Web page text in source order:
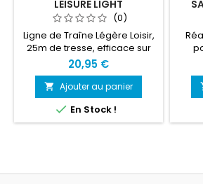
LEISURE LIGHT
(0)
Ligne de Traîne Légère Loisir,
25m de tresse, efficace sur
les bars, lieus, morues,
maquereaux, bonites...
20,95 €
 Ajouter au panier
 En Stock !